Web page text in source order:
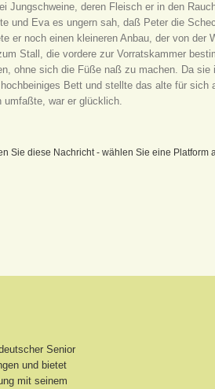
Jungschweine, deren Fleisch er in den
und Eva es ungern sah, daß Peter die
er noch einen kleineren Anbau, der von der
Stall, die vordere zur Vorratskammer
ohne sich die Füße naß zu machen. Da sie
Bett und stellte das alte für
umfaßte, war er glücklich.
Sie diese Nachricht - wählen Sie eine Platform
Senior
und bietet
mit seinem